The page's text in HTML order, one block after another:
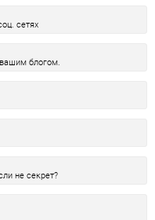
сетях
блогом.
не секрет?